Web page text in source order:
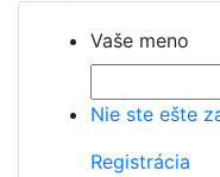
Vaše meno
Nie ste ešte
Registrácia